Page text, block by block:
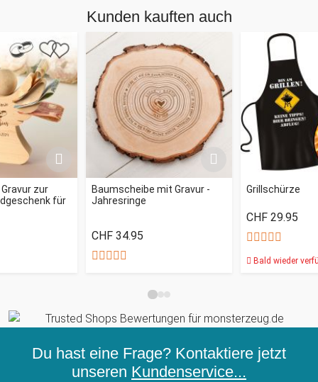
Kunden kauften auch
zur
für
Baumscheibe mit Gravur -
Jahresringe
CHF 34.95
Grillschürze
CHF 29.95
Bald wieder
Du hast eine Frage? Kontaktiere jetzt
unseren Kundenservice...